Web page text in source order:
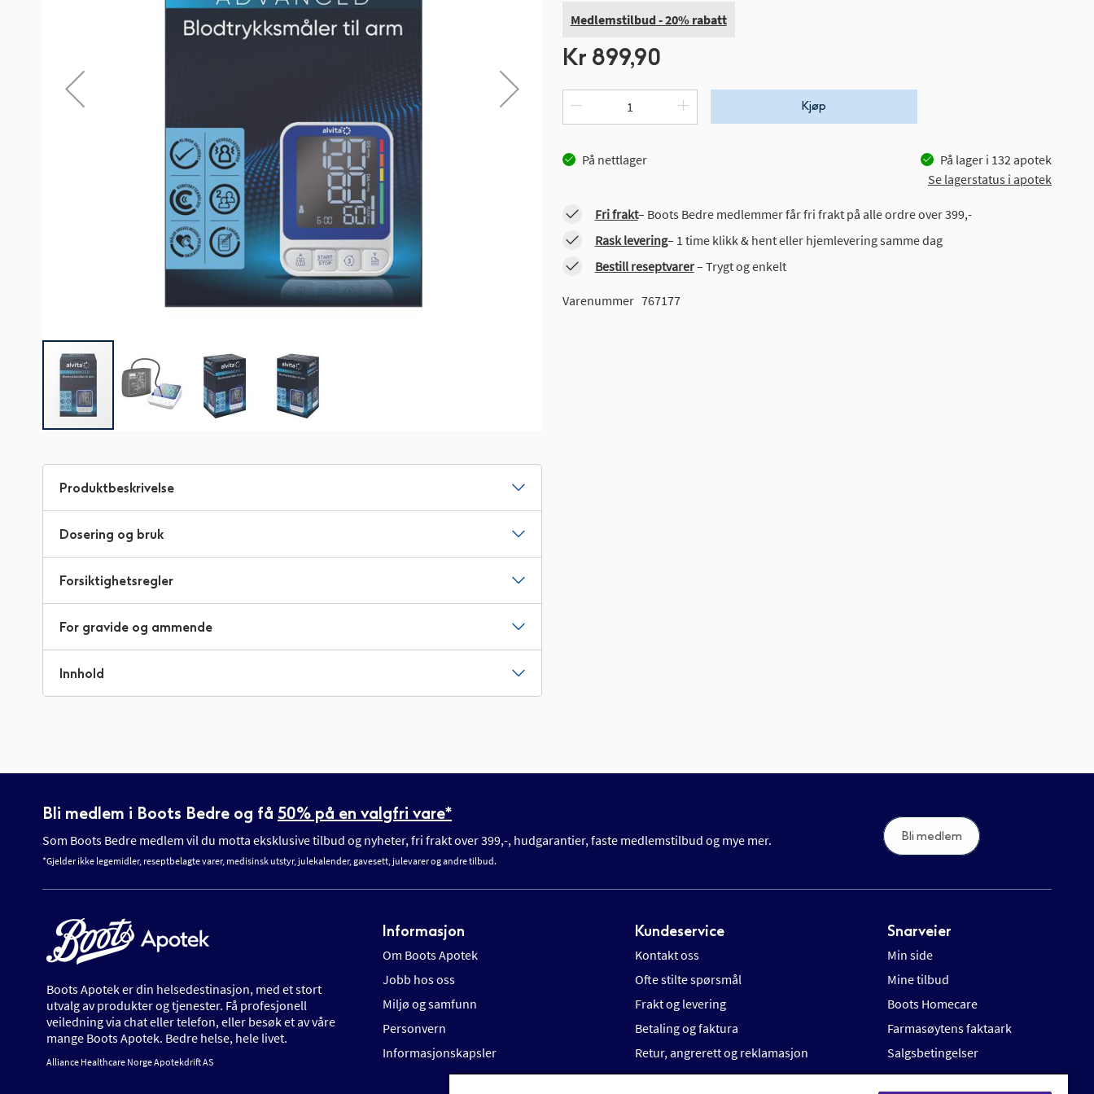
Medlemstilbud - 20% rabatt
Kr 899,90
Kjøp
På nettlager På lager i 132apotek
Se lagerstatus i apotek
Fri frakt– Boots Bedre medlemmer får fri frakt på alle ordre over 399,-
Rask levering– 1 time klikk & hent eller hjemlevering samme dag
Bestill reseptvarer– Trygt og enkelt
Varenummer 767177
til
begynnelsen
Produktbeskrivelse
Dosering og bruk
Forsiktighetsregler
For gravide og ammende
Innhold
Bli medlem i Boots Bedre og få 50% på en valgfri vare*
Som Boots Bedre medlem vil du motta eksklusive tilbud og nyheter, fri frakt over 399,-, hudgarantier, faste medlemstilbud og mye mer.
*Gjelder ikke legemidler, reseptbelagte varer, medisinsk utstyr, julekalender, gavesett, julevarer og andre tilbud.
Bli medlem
Boots Apotek er din helsedestinasjon, med et stort
utvalg av produkter og tjenester. Få profesjonell
veiledning via chat eller telefon, eller besøk et av våre
mange Boots Apotek. Bedre helse, hele livet.
Alliance Healthcare Norge Apotekdrift AS
Informasjon
Om Boots Apotek
Jobb hos oss
Miljø og samfunn
Personvern
Informasjonskapsler
Kundeservice
Kontakt oss
Ofte stilte spørsmål
Frakt og levering
Betaling og faktura
Retur, angrerett og reklamasjon
Snarveier
Min side
Mine tilbud
Boots Homecare
Farmasøytens faktaark
Salgsbetingelser